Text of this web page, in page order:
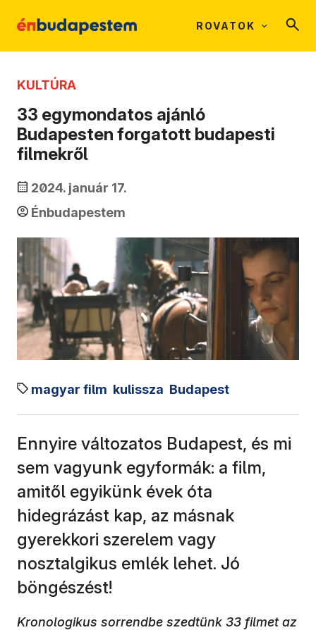
ROVATOK
KULTÚRA
33 egymondatos ajánló
Budapesten forgatott budapesti
filmekről
2024. január 17.
Énbudapestem
magyar film kulissza Budapest
Ennyire változatos Budapest, és mi
sem vagyunk egyformák: a film,
amitől egyikünk évek óta
hidegrázást kap, az másnak
gyerekkori szerelem vagy
nosztalgikus emlék lehet. Jó
böngészést!
Kronologikus sorrendbe szedtünk 33 filmet az